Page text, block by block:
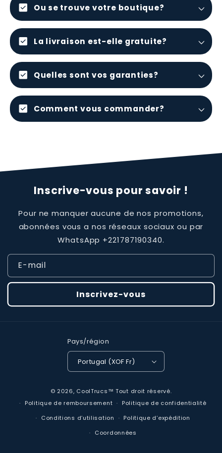
check_box Ou se trouve votre boutique?
check_box La livraison est-elle gratuite?
check_box Quelles sont vos garanties?
check_box Comment vous commander?
Inscrive-vous pour savoir !
Pour ne manquer aucune de nos promotions,
abonnées vous a nos réseaux sociaux ou par
WhatsApp +221787190340.
E-mail
Inscrivez-vous
Pays/région
Portugal (XOF Fr)
de
© 2026, CoolTrucs™ Tout droit réservé.
Politique de remboursement
Politique de confidentialité
Conditions d’utilisation
Politique d’expédition
Coordonnées